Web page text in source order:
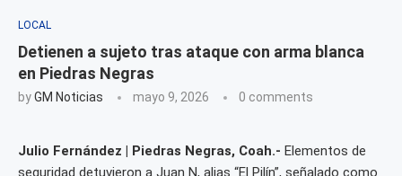
LOCAL
Detienen a sujeto tras ataque con arma blanca
en Piedras Negras
byGM Noticias mayo 9, 2026 0 comments
Julio Fernández | Piedras Negras, Coah.- Elementos de
seguridad detuvieron a Juan N, alias “El Pilín”, señalado como